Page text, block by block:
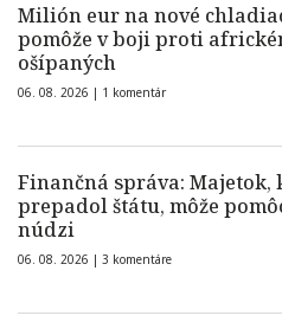
Milión eur na nové
pomôže v boji proti
ošípaných
06. 08. 2026 | 1 komentár
Finančná správa: Majetok,
prepadol štátu, môže
núdzi
06. 08. 2026 | 3 komentáre